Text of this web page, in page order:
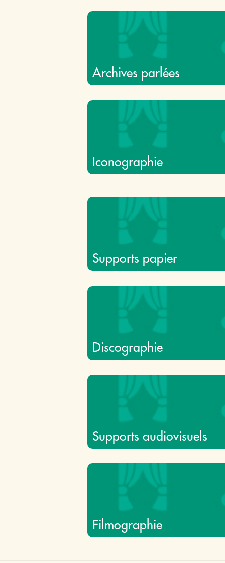
Archives parlées
Iconographie
Supports papier
Discographie
Supports audiovisuels
Filmographie